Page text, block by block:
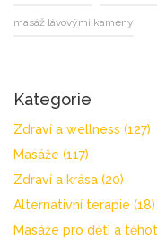
masáž lávovými kameny
Kategorie
Zdraví a wellness (127)
Masáže (117)
Zdraví a krása (20)
Alternativní terapie (18)
Masáže pro děti a